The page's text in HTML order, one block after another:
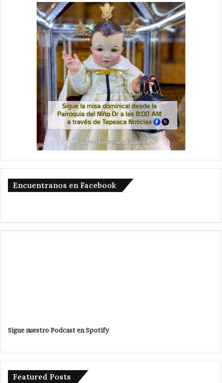
Encuentranos en Facebook
Sigue nuestro Podcast en Spotify
Featured Posts